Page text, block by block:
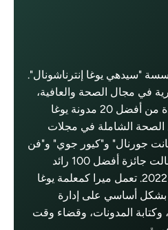
"سيدهي يوغا إنترناشونال".
في مجال الصحة والعافية،
وقد حازت على لقب واحدة من أفضل 20 مدونة يوغا
الصحة الشاملة في مجلات
جورنال" و"كيور جوي" و"فن
تايمز جايد" و"أو إم تايمز". نالت جائزة أفضل 100 رائد
أعمال في سنغافورة عام 2022. تعمل ميرا كمعلمة يوغا
بشكل أساسي على إدارة
وكتابة المدونات، وقضاء وقت